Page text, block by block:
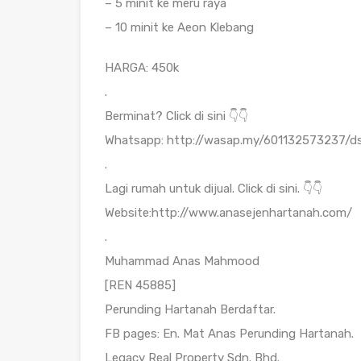
– 10 minit ke Aeon Klebang
HARGA: 450k
.
Berminat? Click di sini 👇👇
Whatsapp: http://wasap.my/601132573237/
.
Lagi rumah untuk dijual. Click di sini. 👇👇
Website:http://www.anasejenhartanah.com/
.
Muhammad Anas Mahmood
[REN 45885]
Perunding Hartanah Berdaftar.
FB pages: En. Mat Anas Perunding Hartanah.
Legacy Real Property Sdn. Bhd.